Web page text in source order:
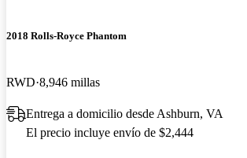
2018 Rolls-Royce Phantom
RWD 8,946 millas
Entrega a domicilio desde Ashburn, VA
El precio incluye envío de $2,444